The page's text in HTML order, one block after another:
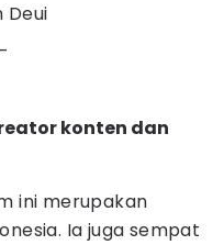
Deui
konten dan
ini merupakan
Ia juga sempat